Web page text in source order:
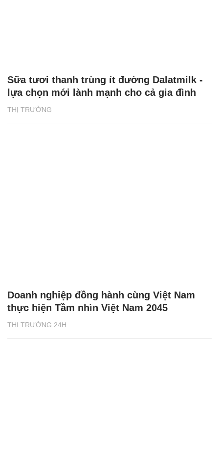
THỊ TRƯỜNG
Sữa tươi thanh trùng ít đường Dalatmilk -
lựa chọn mới lành mạnh cho cả gia đình
THỊ TRƯỜNG 24H
Doanh nghiệp đồng hành cùng Việt Nam
thực hiện Tầm nhìn Việt Nam 2045